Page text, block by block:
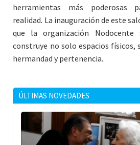
herramientas más poderosas
realidad. La inauguración de este
que la organización Nodocente
construye no solo espacios físicos,
hermandad y pertenencia.
ÚLTIMAS NOVEDADES